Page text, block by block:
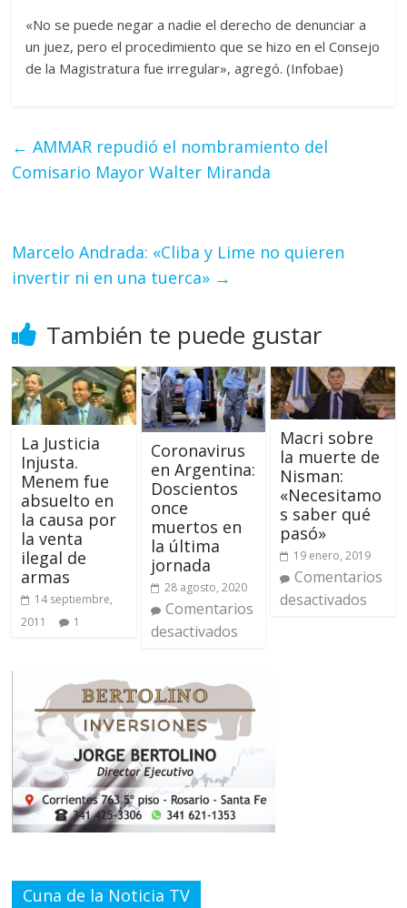
«No se puede negar a nadie el derecho de denunciar a
un juez, pero el procedimiento que se hizo en el Consejo
de la Magistratura fue irregular», agregó. (Infobae)
← AMMAR repudió el nombramiento del
Comisario Mayor Walter Miranda
Marcelo Andrada: «Cliba y Lime no quieren
invertir ni en una tuerca» →
También te puede gustar
La Justicia
Injusta.
Menem fue
absuelto en
la causa por
la venta
ilegal de
armas
14 septiembre,
2011
1
Coronavirus
en Argentina:
Doscientos
once
muertos en
la última
jornada
28 agosto, 2020
Comentarios
desactivados
Macri sobre
la muerte de
Nisman:
«Necesitamo
s saber qué
pasó»
19 enero, 2019
Comentarios
desactivados
Cuna de la Noticia TV